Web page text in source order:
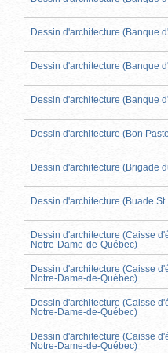
Dessin d'architecture (Banque
Dessin d'architecture (Banque
Dessin d'architecture (Banque
Dessin d'architecture (Bon
Dessin d'architecture (Brigade
Dessin d'architecture (Buade
Dessin d'architecture (Caisse
Notre-Dame-de-Québec)
Dessin d'architecture (Caisse
Notre-Dame-de-Québec)
Dessin d'architecture (Caisse
Notre-Dame-de-Québec)
Dessin d'architecture (Caisse
Notre-Dame-de-Québec)